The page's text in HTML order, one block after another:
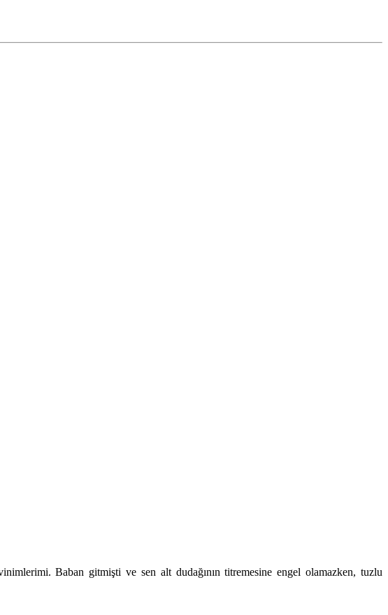
Baban gitmişti ve sen alt dudağının titremesine engel olamazken, tuzlu